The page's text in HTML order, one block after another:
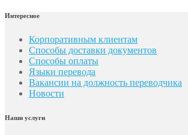
Интересное
Корпоративным клиентам
Способы доставки документов
Способы оплаты
Языки перевода
Вакансии на должность переводчика
Новости
Наши услуги